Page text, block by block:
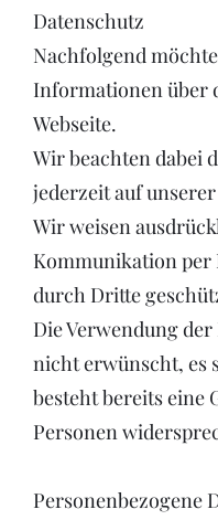
Datenschutz
Nachfolgend
Informationen über
Webseite.
Wir beachten dabei
jederzeit auf
Wir weisen
Kommunikation per
durch Dritte
Die Verwendung
nicht erwünscht, es
besteht bereits eine
Personen
Personenbezogene